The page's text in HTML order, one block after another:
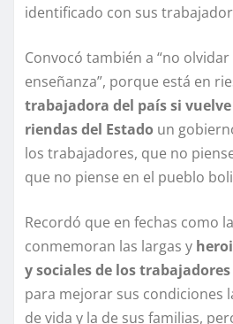
identificado con sus
Convocó también a “no olvidar
enseñanza”, porque está en
trabajadora del país si
riendas del Estado un
los trabajadores, que no
que no piense en el pueblo
Recordó que en fechas como
conmemoran las largas y
y sociales de los
para mejorar sus condiciones
de vida y la de sus familias,